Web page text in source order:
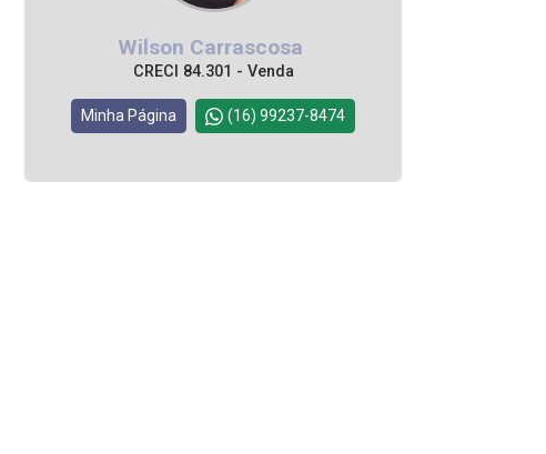
Wilson Carrascosa
CRECI 84.301 - Venda
Minha Página (16) 99237-8474